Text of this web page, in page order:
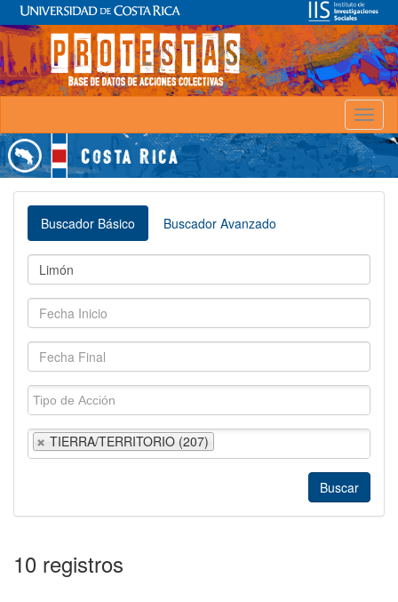
Buscador Básico Buscador Avanzado
TIERRA/TERRITORIO (207)
10 registros